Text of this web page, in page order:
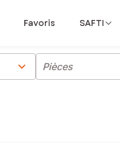
Favoris SAFTI
chevron_right Pièces